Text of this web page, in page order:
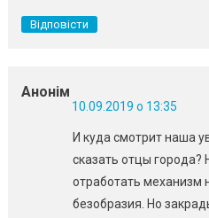
Відповісти
Анонім
10.09.2019 о 13:35
И куда смотрит наша
сказать отцы города?
отработать механизм
безобразия. Но